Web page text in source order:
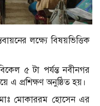
লক্ষ্যে বিষয়ভিত্তিক
৫ টা পর্যন্ত নবীনগর
এ প্রশিক্ষণ অনুষ্ঠিত হয়।
মোকাররম হোসেন এর